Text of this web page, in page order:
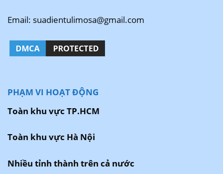
Email: suadientulimosa@gmail.com
PHẠM VI HOẠT ĐỘNG
Toàn khu vực TP.HCM
Toàn khu vực Hà Nội
Nhiều tỉnh thành trên cả nước